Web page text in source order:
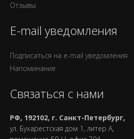
Отзывы
E-mail уведомления
Подписаться на e-mail уведомления
Напоминание
Связаться с нами
РФ, 192102, г. Санкт-Петербург,
ул. Бухарестская дом 1, литер А,